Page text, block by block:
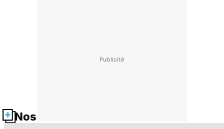
Nos fiches santé